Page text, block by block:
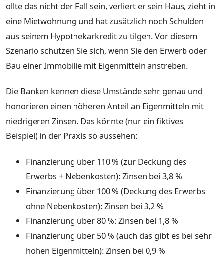
ollte das nicht der Fall sein, verliert er sein Haus, zieht in
eine Mietwohnung und hat zusätzlich noch Schulden
aus seinem Hypothekarkredit zu tilgen. Vor diesem
Szenario schützen Sie sich, wenn Sie den Erwerb oder
Bau einer Immobilie mit Eigenmitteln anstreben.
Die Banken kennen diese Umstände sehr genau und
honorieren einen höheren Anteil an Eigenmitteln mit
niedrigeren Zinsen. Das könnte (nur ein fiktives
Beispiel) in der Praxis so aussehen:
Finanzierung über 110 % (zur Deckung des
Erwerbs + Nebenkosten): Zinsen bei 3,8 %
Finanzierung über 100 % (Deckung des Erwerbs
ohne Nebenkosten): Zinsen bei 3,2 %
Finanzierung über 80 %: Zinsen bei 1,8 %
Finanzierung über 50 % (auch das gibt es bei sehr
hohen Eigenmitteln): Zinsen bei 0,9 %